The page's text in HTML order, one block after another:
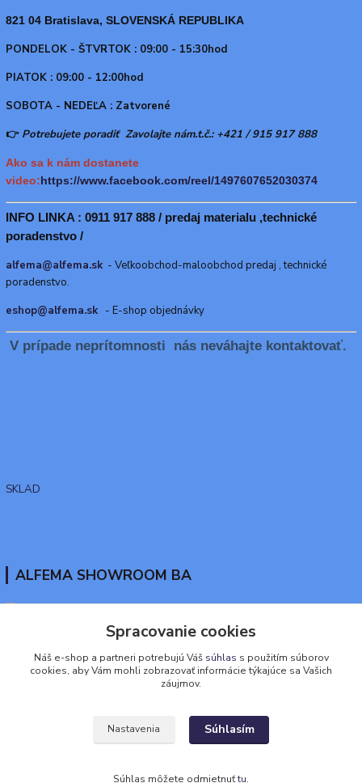
821 04 Bratislava, SLOVENSKÁ REPUBLIKA
PONDELOK - ŠTVRTOK : 09:00 - 15:30hod
PIATOK : 09:00 - 12:00hod
SOBOTA - NEDEĽA : Zatvorené
👉 Potrebujete poradiť Zavolajte nám.t.č.: +421 / 915 917 888
Ako sa k nám dostanete
video:https://www.facebook.com/reel/1497607652030374
INFO LINKA : 0911 917 888 / predaj materialu ,technické
poradenstvo /
alfema@alfema.sk - Veľkoobchod-maloobchod predaj , technické
poradenstvo.
eshop@alfema.sk - E-shop objednávky
V prípade neprítomnosti nás neváhajte kontaktovať.
SKLAD
ALFEMA SHOWROOM BA
+421911917888
© 2005-2026 ALFEMA ( viac ako 21 rokov na trhu) )
Spracovanie cookies
Náš e-shop a partneri potrebujú Váš súhlas s použitím súborov
cookies, aby Vám mohli zobrazovať informácie týkajúce sa Vašich
záujmov.
Nastavenia Súhlasím
Súhlas môžete odmietnuťtu.